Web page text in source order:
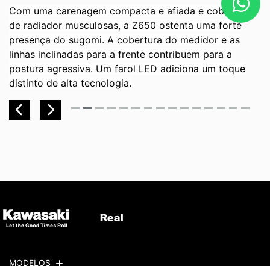
Com uma carenagem compacta e afiada e coberturas
de radiador musculosas, a Z650 ostenta uma forte
presença do sugomi. A cobertura do medidor e as
linhas inclinadas para a frente contribuem para a
postura agressiva. Um farol LED adiciona um toque
distinto de alta tecnologia.
Previous Next
MODELOS